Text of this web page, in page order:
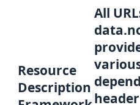
Resource
Description
All